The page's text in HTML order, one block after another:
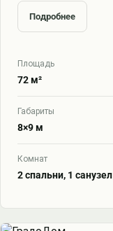
Подробнее
Площадь
72 м²
Габариты
8×9 м
Комнат
2 спальни, 1 санузел